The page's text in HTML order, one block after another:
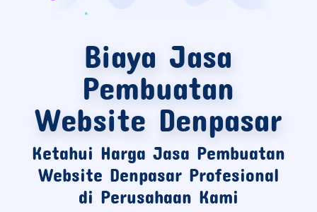
Biaya Jasa
Pembuatan
Website Denpasar
Ketahui Harga Jasa Pembuatan
Website Denpasar Profesional
di Perusahaan Kami